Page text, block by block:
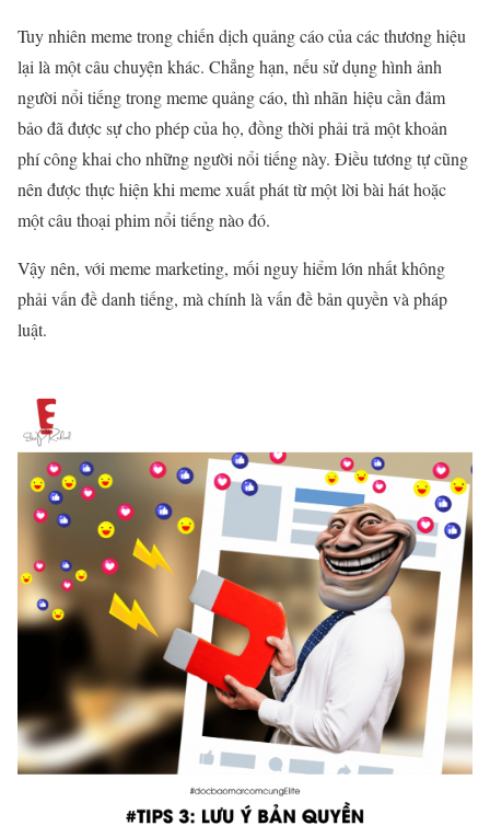
Tuy nhiên meme trong chiến dịch quảng cáo của các thương hiệu
lại là một câu chuyện khác. Chẳng hạn, nếu sử dụng hình ảnh
người nổi tiếng trong meme quảng cáo, thì nhãn hiệu cần đảm
bảo đã được sự cho phép của họ, đồng thời phải trả một khoản
phí công khai cho những người nổi tiếng này. Điều tương tự cũng
nên được thực hiện khi meme xuất phát từ một lời bài hát hoặc
một câu thoại phim nổi tiếng nào đó.
Vậy nên, với meme marketing, mối nguy hiểm lớn nhất không
phải vấn đề danh tiếng, mà chính là vấn đề bản quyền và pháp
luật.